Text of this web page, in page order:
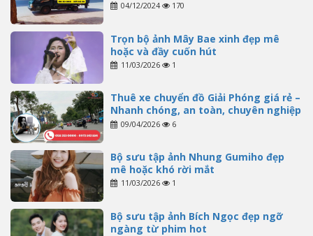
04/12/2024 170
Trọn bộ ảnh Mây Bae xinh đẹp mê
hoặc và đầy cuốn hút
11/03/2026 1
Thuê xe chuyển đồ Giải Phóng giá rẻ –
Nhanh chóng, an toàn, chuyên nghiệp
09/04/2026 6
Bộ sưu tập ảnh Nhung Gumiho đẹp
mê hoặc khó rời mắt
11/03/2026 1
Bộ sưu tập ảnh Bích Ngọc đẹp ngỡ
ngàng từ phim hot